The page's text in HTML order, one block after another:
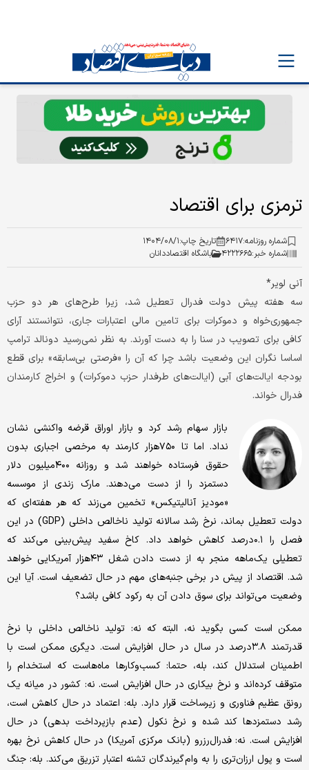
ترمزی برای اقتصاد
شماره روزنامه:۶۴۱۷ تاریخ چاپ:۱۴۰۴/۰۸/۱
شماره خبر:۴۲۲۲۶۶۵ باشگاه اقتصاددانان
آنی لویر*
سه هفته پیش دولت فدرال تعطیل شد، زیرا طرح‌های هر دو حزب
جمهوری‌خواه و دموکرات برای تامین مالی اعتبارات جاری، نتوانستند آرای
کافی برای تصویب در سنا را به دست آورند. به نظر نمی‌رسید دونالد ترامپ
اساسا نگران این وضعیت باشد چرا که آن را «فرصتی بی‌سابقه» برای قطع
بودجه ایالت‌های آبی (ایالت‌های طرفدار حزب دموکرات) و اخراج کارمندان
فدرال خواند.
بازار سهام رشد کرد و بازار اوراق قرضه واکنشی نشان
نداد. اما تا ۷۵۰هزار کارمند به مرخصی اجباری بدون
حقوق فرستاده خواهند شد و روزانه ۴۰۰‌میلیون دلار
دستمزد را از دست می‌دهند. مارک زندی از موسسه
«مودیز آنالیتیکس» تخمین می‌زند که هر هفته‌ای که
دولت تعطیل بماند، نرخ رشد سالانه تولید ناخالص داخلی (GDP) در این
فصل را ۰.۱درصد کاهش خواهد داد. کاخ سفید پیش‌بینی می‌کند که
تعطیلی یک‌ماهه منجر به از دست دادن شغل ۴۳هزار آمریکایی خواهد
شد. اقتصاد از پیش در برخی جنبه‌های مهم در حال تضعیف است. آیا این
وضعیت می‌تواند برای سوق دادن آن به رکود کافی باشد؟
ممکن است کسی بگوید نه، البته که نه: تولید ناخالص داخلی با نرخ
قدرتمند ۳.۸درصد در سال در حال افزایش است. دیگری ممکن است با
اطمینان استدلال کند، بله، حتما: کسب‌وکارها ماه‌هاست که استخدام را
متوقف کرده‌اند و نرخ بیکاری در حال افزایش است. نه: کشور در میانه یک
رونق عظیم فناوری و زیرساخت قرار دارد. بله: اعتماد در حال کاهش است،
رشد دستمزدها کند شده و نرخ نکول (عدم بازپرداخت بدهی) در حال
افزایش است. نه: فدرال‌رزرو (بانک مرکزی آمریکا) در حال کاهش نرخ بهره
است و پول ارزان‌تری را به وام‌گیرندگان تشنه‌ اعتبار تزریق می‌کند. بله: جنگ